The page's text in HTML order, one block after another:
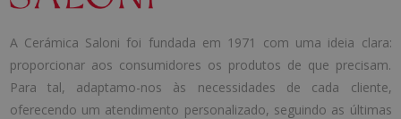
A Cerámica Saloni foi fundada em 1971 com uma ideia clara:
proporcionar aos consumidores os produtos de que precisam.
Para tal, adaptamo-nos às necessidades de cada cliente,
oferecendo um atendimento personalizado, seguindo as últimas